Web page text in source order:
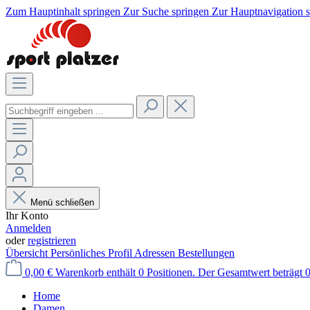
Zum Hauptinhalt springen Zur Suche springen Zur Hauptnavigation
Menü schließen
Ihr Konto
Anmelden
oderregistrieren
Übersicht Persönliches Profil Adressen Bestellungen
0,00 € Warenkorb enthält 0 Positionen. Der Gesamtwert beträgt
Home